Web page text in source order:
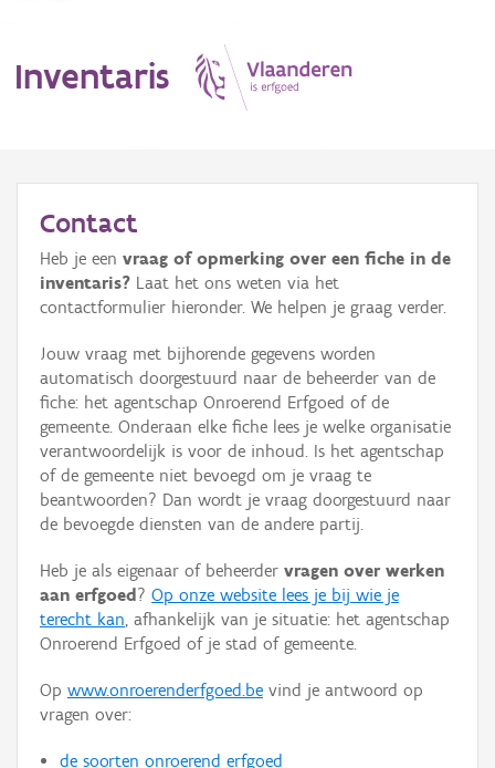
Inventaris
Erfgoedobject
Aanduidingsobject
Waarneming
Thema
Gebeurtenis
Persoon of collectief
Hergebruik
Aanmelden
Contact
Heb je een vraag of opmerking over een fiche in de
inventaris? Laat het ons weten via het
contactformulier hieronder. We helpen je graag verder.
Jouw vraag met bijhorende gegevens worden
automatisch doorgestuurd naar de beheerder van de
fiche: het agentschap Onroerend Erfgoed of de
gemeente. Onderaan elke fiche lees je welke organisatie
verantwoordelijk is voor de inhoud. Is het agentschap
of de gemeente niet bevoegd om je vraag te
beantwoorden? Dan wordt je vraag doorgestuurd naar
de bevoegde diensten van de andere partij.
Heb je als eigenaar of beheerder vragen over werken
aan erfgoed ? Op onze website lees je bij wie je
terecht kan, afhankelijk van je situatie: het agentschap
Onroerend Erfgoed of je stad of gemeente.
Op www.onroerenderfgoed.be vind je antwoord op
vragen over:
de soorten onroerend erfgoed